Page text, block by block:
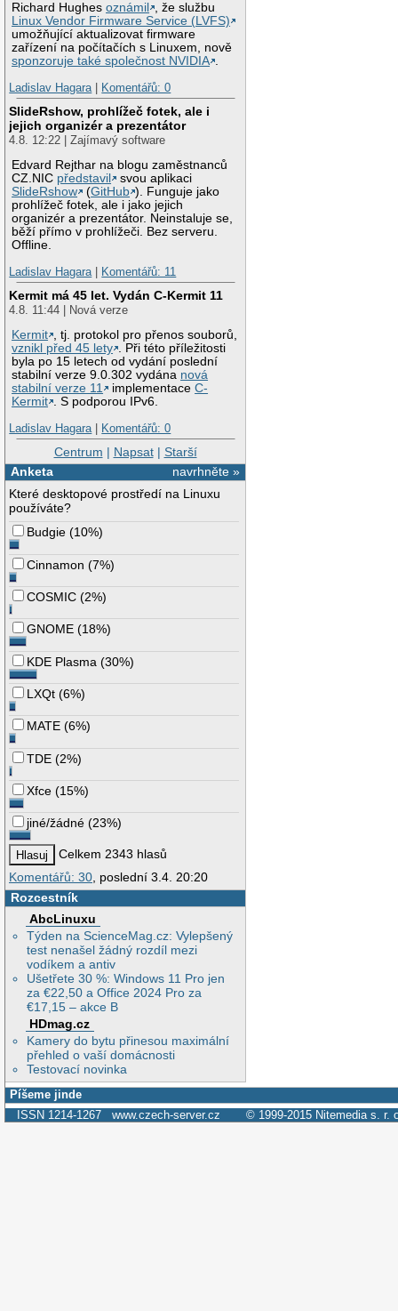
Richard Hughesoznámil
, že službu
Linux Vendor Firmware Service (LVFS)
umožňující aktualizovat firmware
zařízení na počítačích s Linuxem, nově
sponzoruje také společnost NVIDIA .
Ladislav Hagara| Komentářů: 0
SlideRshow, prohlížeč fotek, ale i
jejich organizér a prezentátor
4.8. 12:22 | Zajímavý software
Edvard Rejthar na blogu zaměstnanců
CZ.NIC představil
svou aplikaci
SlideRshow
(GitHub ). Funguje jako
prohlížeč fotek, ale i jako jejich
organizér a prezentátor. Neinstaluje se,
běží přímo v prohlížeči. Bez serveru.
Offline.
Ladislav Hagara| Komentářů: 11
Kermit má 45 let. Vydán C-Kermit 11
4.8. 11:44 | Nová verze
Kermit , tj. protokol pro přenos souborů,
vznikl před 45 lety . Při této příležitosti
byla po 15 letech od vydání poslední
stabilní verze 9.0.302 vydána nová
stabilní verze 11
implementaceC-
Kermit . S podporou IPv6.
Ladislav Hagara| Komentářů: 0
Centrum | Napsat| Starší
navrhněte »
Anketa
Které desktopové prostředí na Linuxu
používáte?
Budgie (10%)
Cinnamon (7%)
COSMIC (2%)
GNOME (18%)
KDE Plasma (30%)
LXQt (6%)
MATE (6%)
TDE (2%)
Xfce (15%)
jiné/žádné (23%)
Celkem 2343 hlasů
Komentářů: 30 , poslední 3.4. 20:20
Rozcestník
AbcLinuxu
Týden na ScienceMag.cz: Vylepšený
test nenašel žádný rozdíl mezi
vodíkem a antiv
Ušetřete 30 %: Windows 11 Pro jen
za €22,50 a Office 2024 Pro za
€17,15 – akce B
HDmag.cz
Kamery do bytu přinesou maximální
přehled o vaší domácnosti
Testovací novinka
Píšeme jinde
ISSN 1214-1267 www.czech-server.cz © 1999-2015 Nitemedia s. r.